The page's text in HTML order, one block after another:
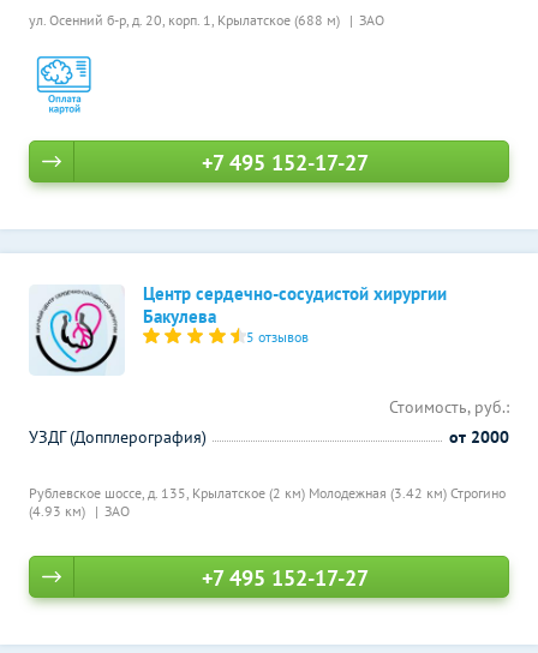
ул. Осенний б-р, д. 20, корп. 1, Крылатское (688 м) ЗАО
+7 495 152-17-27
Центр сердечно-сосудистой хирургии
Бакулева
5 отзывов
Рублевское шоссе, д. 135, Крылатское (2 км) Молодежная (3.42 км) Строгино
(4.93 км)
ЗАО
Стоимость, руб.:
УЗДГ (Допплерография)
от 2000
+7 495 152-17-27